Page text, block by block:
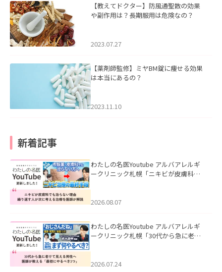
【教えてドクター】防風通聖散の効果
や副作用は？長期服用は危険なの？
2023.07.27
【薬剤師監修】ミヤBM錠に痩せる効果
は本当にあるの？
2023.11.10
新着記事
わたしの名医Youtube アルバアレルギ
ークリニック札幌「ニキビが皮膚科で
ました。
2026.08.07
わたしの名医Youtube アルバアレルギ
ークリニック札幌「30代から急に老け
た。
2026.07.24